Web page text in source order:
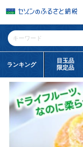
ランキング
目玉品
限定品